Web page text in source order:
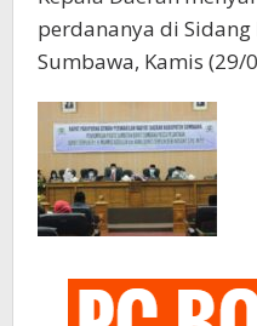
perdananya di Sidang
Sumbawa, Kamis (29/